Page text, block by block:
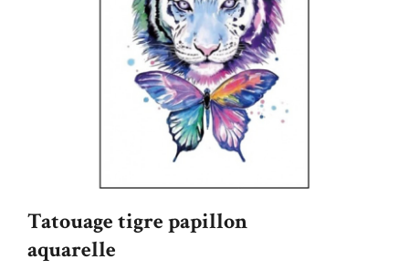
Tatouage tigre papillon
aquarelle